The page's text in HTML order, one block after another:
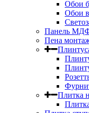
Обои
Обои
Панель
Пена
Плитка